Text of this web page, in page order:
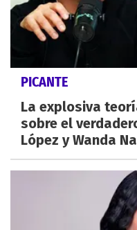
PICANTE
La explosiva
sobre el
López y Wanda